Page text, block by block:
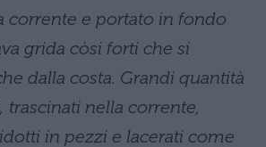
corrente e portato in fondo
grida còsi forti che si
dalla costa. Grandi quantità
trascinati nella corrente,
in pezzi e lacerati come